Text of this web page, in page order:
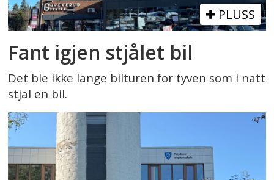
PLUSS
Fant igjen stjålet bil
Det ble ikke lange bilturen for tyven som i natt
stjal en bil.